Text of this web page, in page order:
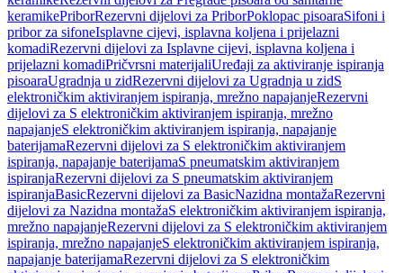
keramikePriborRezervni dijelovi za PriborPoklopac pisoaraSifoni i
pribor za sifoneIsplavne cijevi, isplavna koljena i prijelazni
komadiRezervni dijelovi za Isplavne cijevi, isplavna koljena i
prijelazni komadiPričvrsni materijaliUređaji za aktiviranje ispiranja
pisoaraUgradnja u zidRezervni dijelovi za Ugradnja u zidS
elektroničkim aktiviranjem ispiranja, mrežno napajanjeRezervni
dijelovi za S elektroničkim aktiviranjem ispiranja, mrežno
napajanjeS elektroničkim aktiviranjem ispiranja, napajanje
baterijamaRezervni dijelovi za S elektroničkim aktiviranjem
ispiranja, napajanje baterijamaS pneumatskim aktiviranjem
ispiranjaRezervni dijelovi za S pneumatskim aktiviranjem
ispiranjaBasicRezervni dijelovi za BasicNazidna montažaRezervni
dijelovi za Nazidna montažaS elektroničkim aktiviranjem ispiranja,
mrežno napajanjeRezervni dijelovi za S elektroničkim aktiviranjem
ispiranja, mrežno napajanjeS elektroničkim aktiviranjem ispiranja,
napajanje baterijamaRezervni dijelovi za S elektroničkim